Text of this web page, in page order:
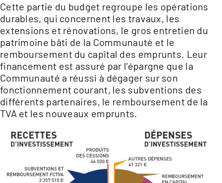
Cette partie du budget regroupe les opérations
durables, qui concernent les travaux, les
extensions et rénovations, le gros entretien du
patrimoine bâti de la Communauté et le
remboursement du capital des emprunts. Leur
financement est assuré par l’épargne que la
Communauté a réussi à dégager sur son
fonctionnement courant, les subventions des
différents partenaires, le remboursement de la
TVA et les nouveaux emprunts.